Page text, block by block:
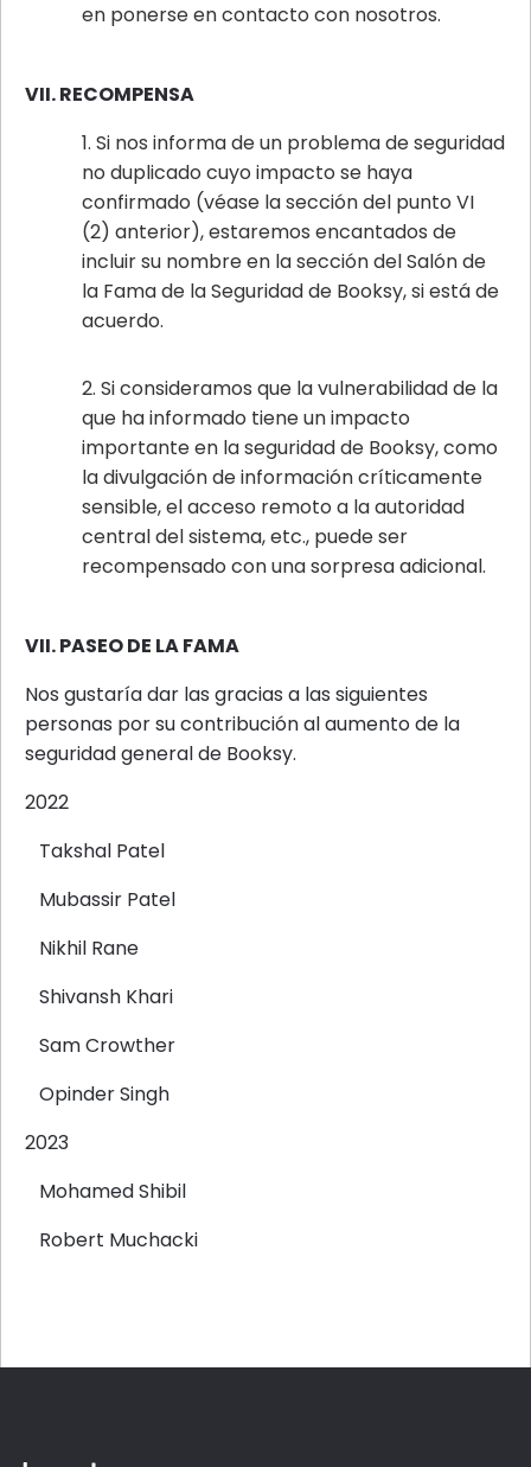
en ponerse en contacto con nosotros.
VII. RECOMPENSA
Si nos informa de un problema de seguridad
no duplicado cuyo impacto se haya
confirmado (véase la sección del punto VI
(2) anterior), estaremos encantados de
incluir su nombre en la sección del Salón de
la Fama de la Seguridad de Booksy, si está de
acuerdo.
Si consideramos que la vulnerabilidad de la
que ha informado tiene un impacto
importante en la seguridad de Booksy, como
la divulgación de información críticamente
sensible, el acceso remoto a la autoridad
central del sistema, etc., puede ser
recompensado con una sorpresa adicional.
VII. PASEO DE LA FAMA
Nos gustaría dar las gracias a las siguientes
personas por su contribución al aumento de la
seguridad general de Booksy.
2022
Takshal Patel
Mubassir Patel
Nikhil Rane
Shivansh Khari
Sam Crowther
Opinder Singh
2023
Mohamed Shibil
Robert Muchacki